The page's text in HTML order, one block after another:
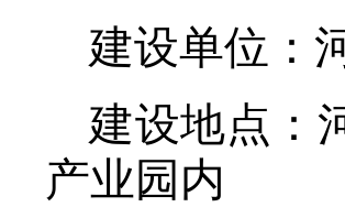
建设单位：
建设地点：
产业园内